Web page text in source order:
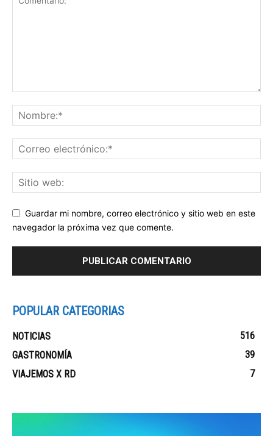
Guardar mi nombre, correo electrónico y sitio web en este
navegador la próxima vez que comente.
POPULAR CATEGORIAS
NOTICIAS
516
GASTRONOMÍA
39
VIAJEMOS X RD
7